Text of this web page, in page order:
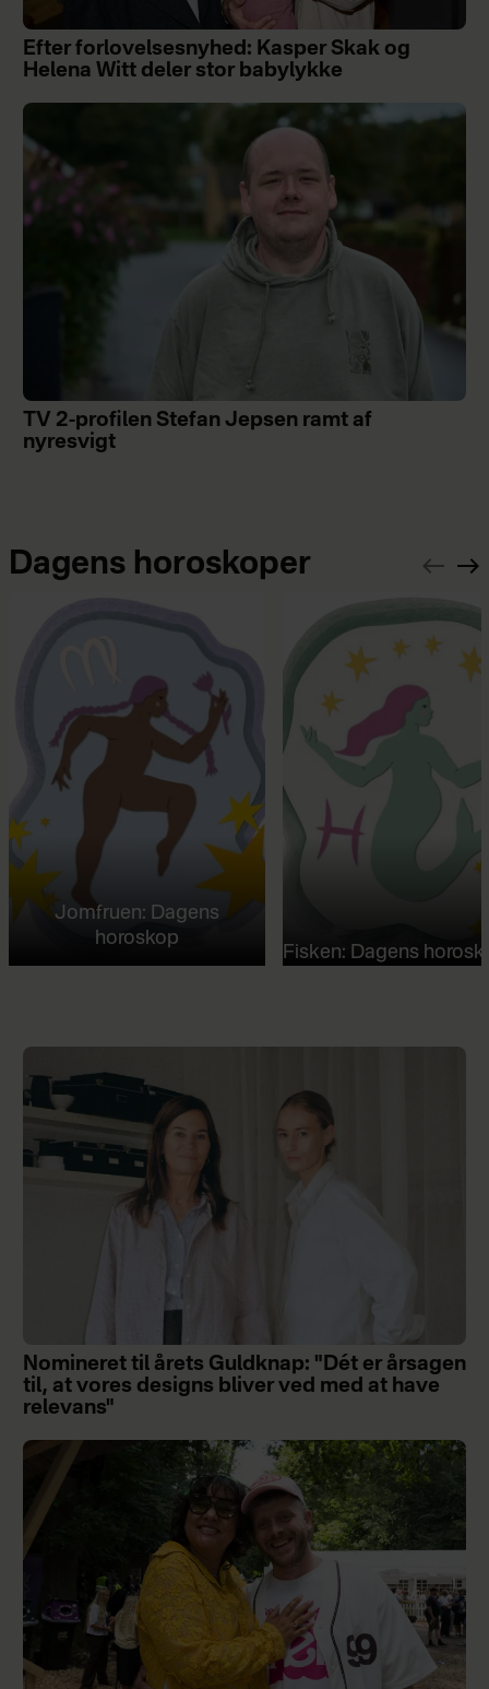
Efter forlovelsesnyhed: Kasper Skak og
Helena Witt deler stor babylykke
TV 2-profilen Stefan Jepsen ramt af
nyresvigt
Dagens horoskoper
Jomfruen: Dagens
horoskop
Fisken: Dagens
Nomineret til årets Guldknap: "Dét er årsagen
til, at vores designs bliver ved med at have
relevans"